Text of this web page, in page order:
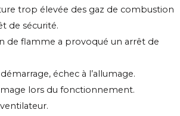
trop élevée des gaz de combustion
de sécurité.
de flamme a provoqué un arrêt de
échec à l’allumage.
lors du fonctionnement.